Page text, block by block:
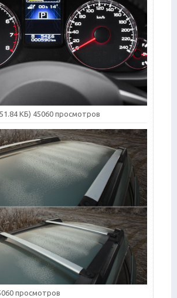
КБ) 45060 просмотров
просмотров